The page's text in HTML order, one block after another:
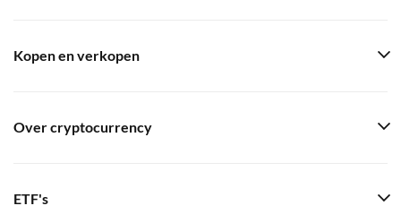
Kopen en verkopen
Over cryptocurrency
ETF's